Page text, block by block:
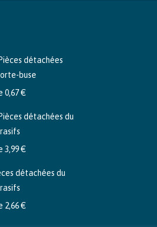
détachées
buse
0,67€
détachées du
3,99€
détachées du
2,66€